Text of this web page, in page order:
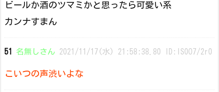
ビールか酒のツマミかと思ったら可愛い系
カンナすまん
51 名無しさん 2021/11/17(水) 21:58:38.80 ID:IS0O7/2r0
こいつの声渋いよな